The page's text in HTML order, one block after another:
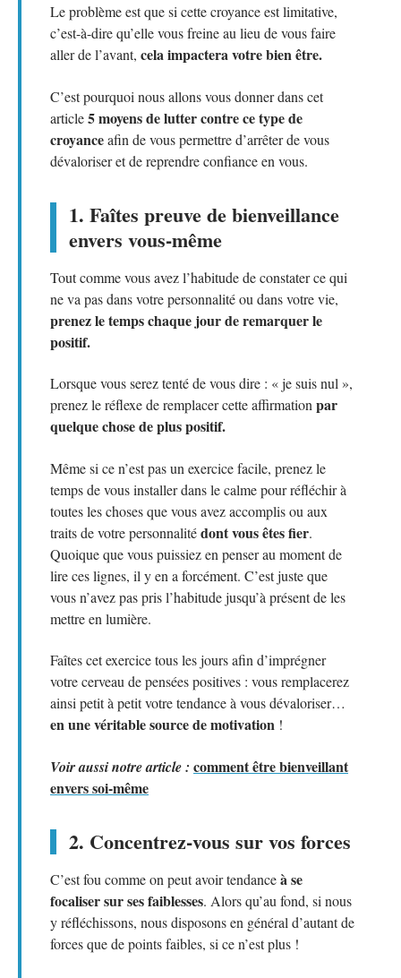
Le problème est que si cette croyance est limitative,
c’est-à-dire qu’elle vous freine au lieu de vous faire
aller de l’avant, cela impactera votre bien être.
C’est pourquoi nous allons vous donner dans cet
article5 moyens de lutter contre ce type de
croyanceafin de vous permettre d’arrêter de vous
dévaloriser et de reprendre confiance en vous.
1. Faîtes preuve de bienveillance
envers vous-même
Tout comme vous avez l’habitude de constater ce qui
ne va pas dans votre personnalité ou dans votre vie,
prenez le temps chaque jour de remarquer le
positif.
Lorsque vous serez tenté de vous dire : « je suis nul »,
prenez le réflexe de remplacer cette affirmation par
quelque chose de plus positif.
Même si ce n’est pas un exercice facile, prenez le
temps de vous installer dans le calme pour réfléchir à
toutes les choses que vous avez accomplis ou aux
traits de votre personnalitédont vous êtes fier.
Quoique que vous puissiez en penser au moment de
lire ces lignes, il y en a forcément. C’est juste que
vous n’avez pas pris l’habitude jusqu’à présent de les
mettre en lumière.
Faîtes cet exercice tous les jours afin d’imprégner
votre cerveau de pensées positives : vous remplacerez
ainsi petit à petit votre tendance à vous dévaloriser…
en une véritable source de motivation !
Voir aussi notre article : comment être bienveillant
envers soi-même
2. Concentrez-vous sur vos forces
C’est fou comme on peut avoir tendanceà se
focaliser sur ses faiblesses. Alors qu’au fond, si nous
y réfléchissons, nous disposons en général d’autant de
forces que de points faibles, si ce n’est plus !